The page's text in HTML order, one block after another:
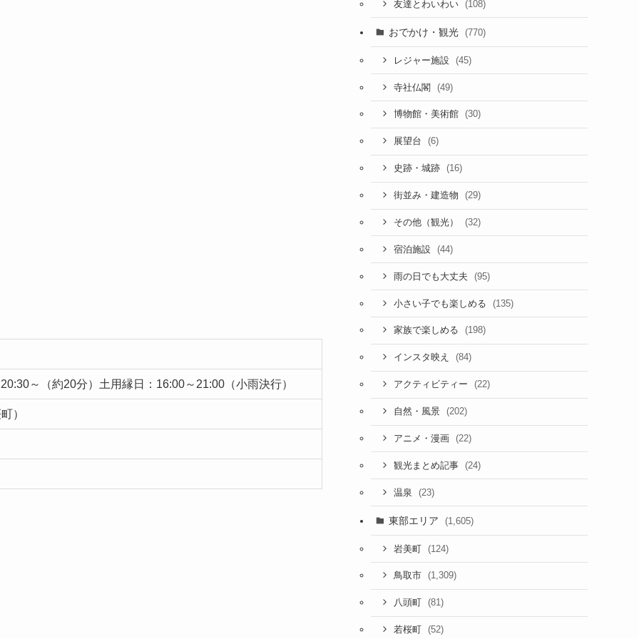
～（約20分）土用縁日：16:00～21:00（小雨決行）
）
友達とわいわい (108)
おでかけ・観光 (770)
レジャー施設 (45)
寺社仏閣 (49)
博物館・美術館 (30)
展望台 (6)
史跡・城跡 (16)
街並み・建造物 (29)
その他（観光） (32)
宿泊施設 (44)
雨の日でも大丈夫 (95)
小さい子でも楽しめる (135)
家族で楽しめる (198)
インスタ映え (84)
アクティビティー (22)
自然・風景 (202)
アニメ・漫画 (22)
観光まとめ記事 (24)
温泉 (23)
東部エリア (1,605)
岩美町 (124)
鳥取市 (1,309)
八頭町 (81)
若桜町 (52)